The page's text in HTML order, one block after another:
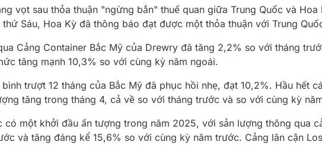
vọt sau thỏa thuận "ngừng bắn" thuế quan giữa Trung Quốc và
Sáu, Hoa Kỳ đã thông báo đạt được một thỏa thuận với Trung
Cảng Container Bắc Mỹ của Drewry đã tăng 2,2% so với tháng
tăng mạnh 10,3% so với cùng kỳ năm ngoái.
trượt 12 tháng của Bắc Mỹ đã phục hồi nhẹ, đạt 10,2%. Hầu hết
tăng trong tháng 4, cả về so với tháng trước và so với cùng kỳ
có một khởi đầu ấn tượng trong năm 2025, với sản lượng thông qua
và tăng đáng kể 15,6% so với cùng kỳ năm trước. Cảng lân cận